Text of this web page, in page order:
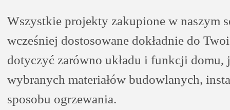
Wszystkie projekty zakupione w naszym
wcześniej dostosowane dokładnie do
dotyczyć zarówno układu i funkcji domu,
wybranych materiałów budowlanych,
sposobu ogrzewania.